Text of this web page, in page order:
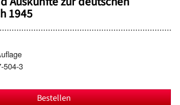
1945
504-3
Bestellen